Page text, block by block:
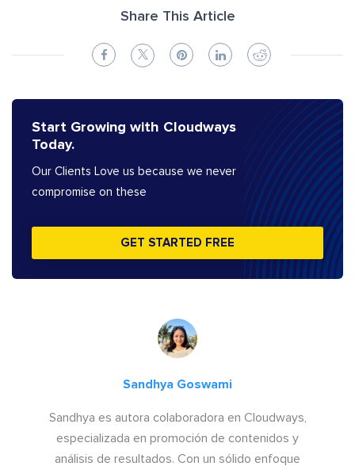
Share This Article
Start Growing with Cloudways
Today.
Our Clients Love us because we never
compromise on these
GET STARTED FREE
Sandhya Goswami
Sandhya es autora colaboradora en Cloudways,
especializada en promoción de contenidos y
análisis de resultados. Con un sólido enfoque